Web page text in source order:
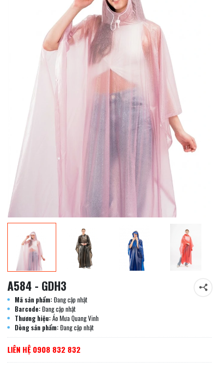
A584 - GDH3
Mã sản phẩm:Đang cập nhật
Barcode:Đang cập nhật
Thương hiệu:Áo Mưa Quang Vinh
Dòng sản phẩm:Đang cập nhật
LIÊN HỆ 0908 832 832